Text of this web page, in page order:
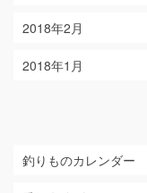
2018年2月
2018年1月
釣りものカレンダー